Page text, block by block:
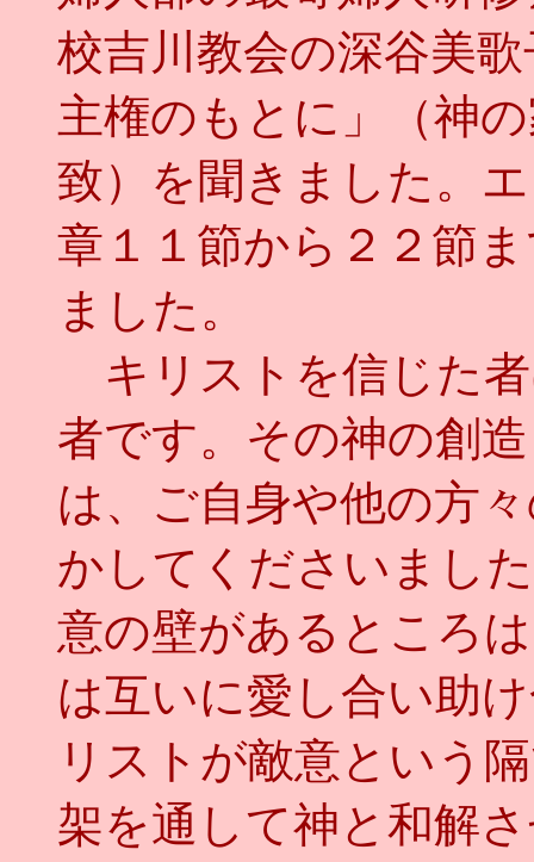
校吉川教会の深谷美
主権のもとに」（神
致）を聞きました。
章１１節から２２節
ました。
キリストを信じた
者です。その神の創
は、ご自身や他の方
かしてくださいまし
意の壁があるところ
は互いに愛し合い助
リストが敵意という
架を通して神と和解